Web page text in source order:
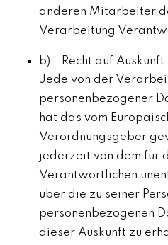
anderen Mitarbeiter
Verarbeitung
b) Recht auf Auskunft
Jede von der
personenbezogener
hat das vom
Verordnungsgeber
jederzeit von dem für
Verantwortlichen
über die zu seiner
personenbezogenen
dieser Auskunft zu